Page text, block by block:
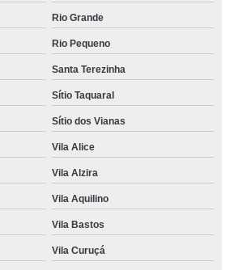
Rio Grande
Rio Pequeno
Santa Terezinha
Sítio Taquaral
Sítio dos Vianas
Vila Alice
Vila Alzira
Vila Aquilino
Vila Bastos
Vila Curuçá